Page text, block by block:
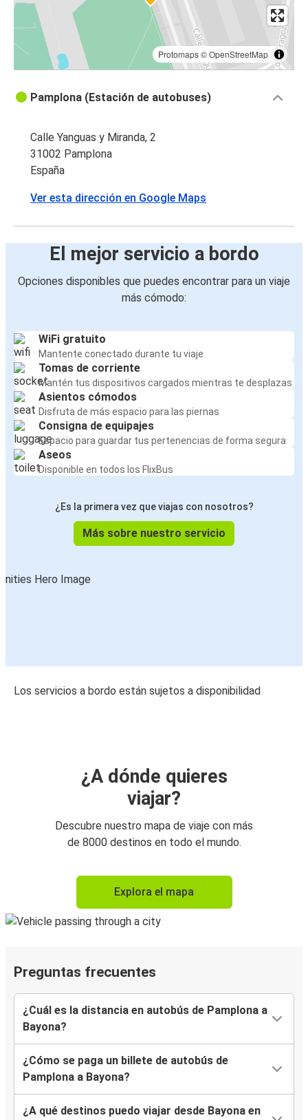
Protomaps©OpenStreetMap
Pamplona (Estación de autobuses)
Calle Yanguas y Miranda, 2
31002 Pamplona
España
Ver esta dirección en Google Maps
El mejor servicio a bordo
Opciones disponibles que puedes encontrar para un viaje
más cómodo:
WiFi gratuito
Mantente conectado durante tu viaje
Tomas de corriente
Mantén tus dispositivos cargados mientras te desplazas
Asientos cómodos
Disfruta de más espacio para las piernas
Consigna de equipajes
Espacio para guardar tus pertenencias de forma segura
Aseos
Disponible en todos los FlixBus
¿Es la primera vez que viajas con nosotros?
Más sobre nuestro servicio
Los servicios a bordo están sujetos a disponibilidad
¿A dónde quieres
viajar?
Descubre nuestro mapa de viaje con más
de 8000 destinos en todo el mundo.
Explora el mapa
Preguntas frecuentes
¿Cuál es la distancia en autobús de Pamplona a
Bayona?
¿Cómo se paga un billete de autobús de
Pamplona a Bayona?
¿A qué destinos puedo viajar desde Bayona en